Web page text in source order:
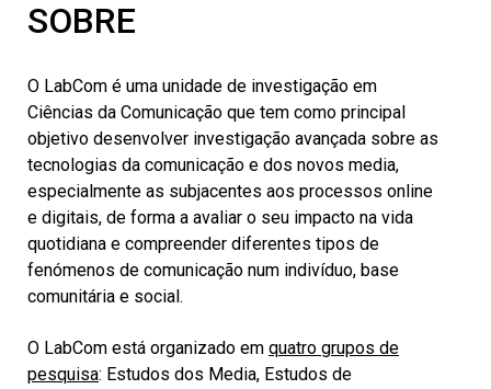
SOBRE
O LabCom é uma unidade de investigação em
Ciências da Comunicação que tem como principal
objetivo desenvolver investigação avançada sobre as
tecnologias da comunicação e dos novos media,
especialmente as subjacentes aos processos online
e digitais, de forma a avaliar o seu impacto na vida
quotidiana e compreender diferentes tipos de
fenómenos de comunicação num indivíduo, base
comunitária e social.
O LabCom está organizado em quatro grupos de
pesquisa: Estudos dos Media, Estudos de